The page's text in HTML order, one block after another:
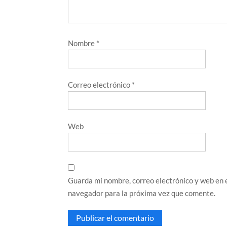
Nombre *
Correo electrónico *
Web
Guarda mi nombre, correo electrónico y web en
navegador para la próxima vez que comente.